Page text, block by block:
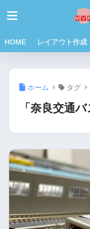
HOME レイアウト作成
ホーム タグ
「奈良交通